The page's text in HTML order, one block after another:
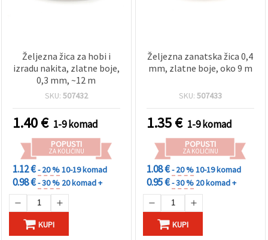
Željezna žica za hobi i
izradu nakita, zlatne boje,
0,3 mm, ~12 m
SKU: 507432
1.40€ 1-9 komad
POPUSTI
ZA KOLIČINU
1.12 €- 20 %10-19 komad
0.98 €- 30 % 20 komad +
KUPI
Željezna zanatska žica 0,4
mm, zlatne boje, oko 9 m
SKU: 507433
1.35€ 1-9 komad
POPUSTI
ZA KOLIČINU
1.08 €- 20 %10-19 komad
0.95 €- 30 % 20 komad +
KUPI